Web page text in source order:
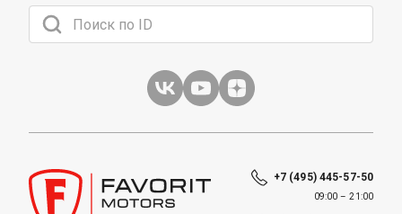
+7 (495) 445-57-50
09:00 – 21:00